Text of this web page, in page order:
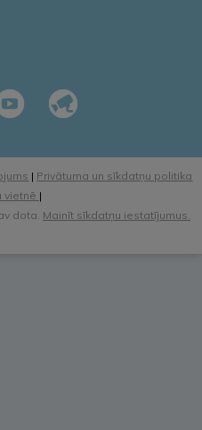
| Privātuma un sīkdatņu politika
vietnē |
dota. Mainīt sīkdatņu iestatījumus.